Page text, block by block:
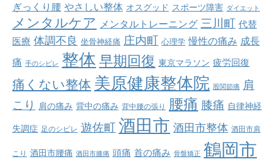
ぎっくり腰 やさしい整体 オスグッド スポーツ障害 ダイエット
メンタルケア メンタルトレーニング 三川町 代替
医療 体調不良 坐骨神経痛 庄内町 心理学 慢性の痛み 成長
痛 手のシビレ 整体 早期回復 東京マラソン 疲労回復
痛くない整体 美原健康整体院 股関節痛 肩
こり 肩の痛み 背中の痛み 背中腰の張り 腰痛 膝痛 自律神経
失調症 足のシビレ 遊佐町 酒田市 酒田市整体 酒田市肩
こり 酒田市腰痛 酒田市膝痛 頭痛 首の痛み 骨盤矯正 鶴岡市